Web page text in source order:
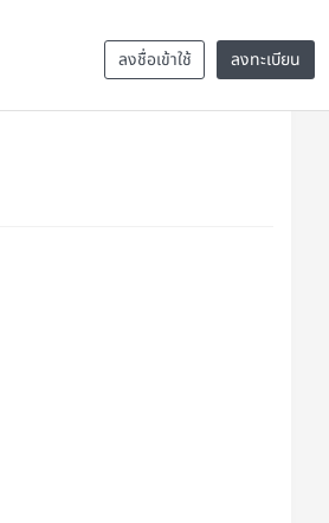
ลงชื่อเข้าใช้ ลงทะเบียน